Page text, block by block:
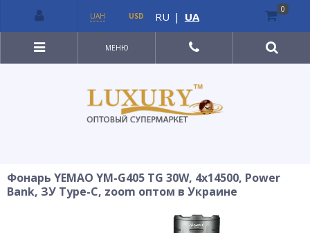
МЕНЮ
Фонарь YEMAO YM-G405 TG 30W, 4x14500, Power
Bank, ЗУ Type-C, zoom оптом в Украине
UAH USD RU | UA
0